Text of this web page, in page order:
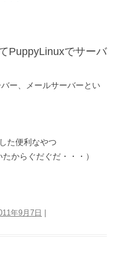
PuppyLinuxでサーバ
ー、メールサーバーとい
た便利なやつ
からぐだぐだ・・・）
年9月7日